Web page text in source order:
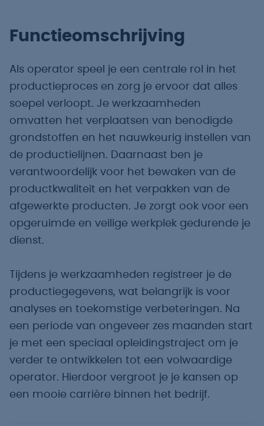
Functieomschrijving
Als operator speel je een centrale rol in het
productieproces en zorg je ervoor dat alles
soepel verloopt. Je werkzaamheden
omvatten het verplaatsen van benodigde
grondstoffen en het nauwkeurig instellen van
de productielijnen. Daarnaast ben je
verantwoordelijk voor het bewaken van de
productkwaliteit en het verpakken van de
afgewerkte producten. Je zorgt ook voor een
opgeruimde en veilige werkplek gedurende je
dienst.
Tijdens je werkzaamheden registreer je de
productiegegevens, wat belangrijk is voor
analyses en toekomstige verbeteringen. Na
een periode van ongeveer zes maanden start
je met een speciaal opleidingstraject om je
verder te ontwikkelen tot een volwaardige
operator. Hierdoor vergroot je je kansen op
een mooie carrière binnen het bedrijf.